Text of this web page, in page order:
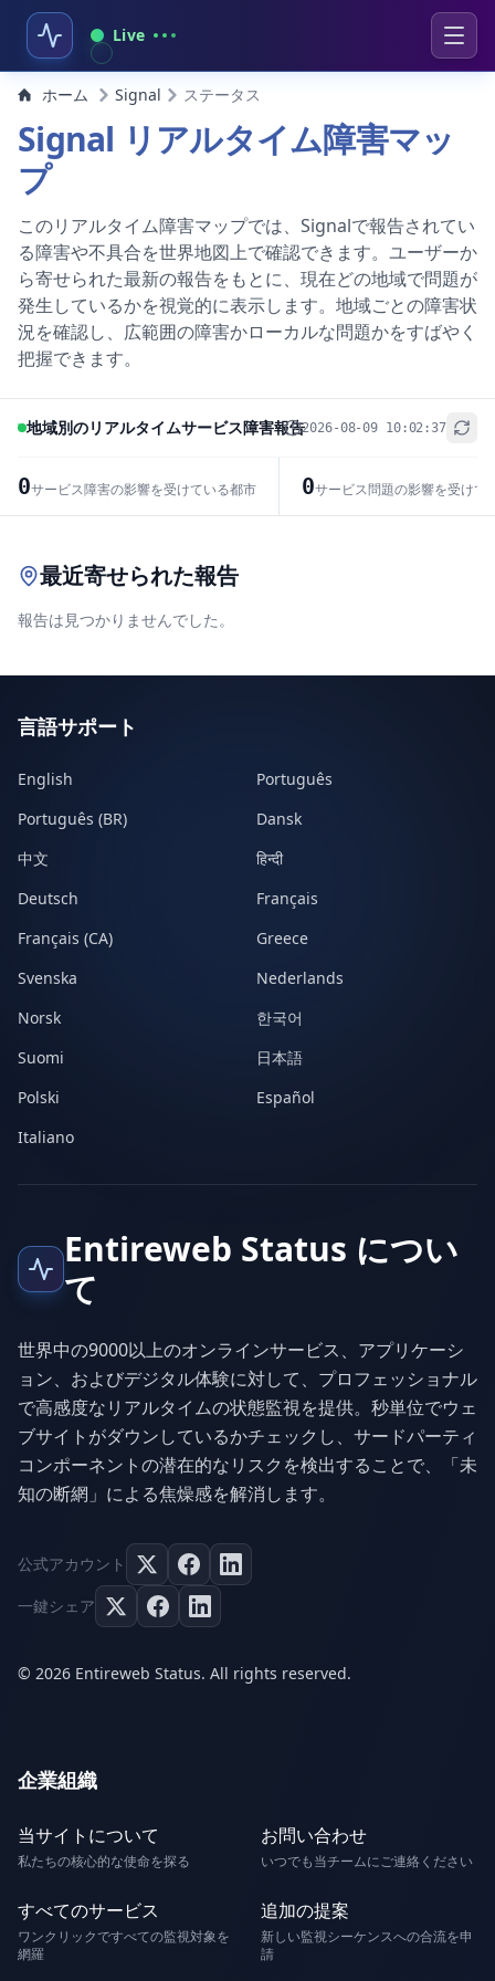
Live
ホーム Signal ステータス
Signal リアルタイム障害マッ
プ
このリアルタイム障害マップでは、Signalで報告されてい
る障害や不具合を世界地図上で確認できます。ユーザーか
ら寄せられた最新の報告をもとに、現在どの地域で問題が
発生しているかを視覚的に表示します。地域ごとの障害状
況を確認し、広範囲の障害かローカルな問題かをすばやく
把握できます。
地域別のリアルタイムサービス障害報告2026-08-09 10:02:37
0サービス障害の影響を受けている都市 0サービス問題の影響を受けて
+
最近寄せられた報告
報告は見つかりませんでした。
言語サポート
English
Português
Português (BR)
Dansk
中文
हिन्दी
Deutsch
Français
Français (CA)
Greece
Svenska
Nederlands
Norsk
한국어
Suomi
日本語
Polski
Español
Italiano
Entireweb Status につい
て
世界中の9000以上のオンラインサービス、アプリケーシ
ョン、およびデジタル体験に対して、プロフェッショナル
で高感度なリアルタイムの状態監視を提供。秒単位でウェ
ブサイトがダウンしているかチェックし、サードパーティ
コンポーネントの潜在的なリスクを検出することで、「未
知の断網」による焦燥感を解消します。
公式アカウント
一鍵シェア
© 2026 Entireweb Status. All rights reserved.
企業組織
当サイトについて
私たちの核心的な使命を探る
お問い合わせ
いつでも当チームにご連絡ください
すべてのサービス
ワンクリックですべての監視対象を
網羅
追加の提案
新しい監視シーケンスへの合流を申
請